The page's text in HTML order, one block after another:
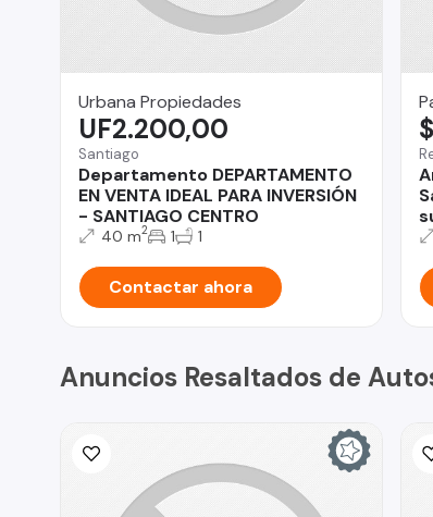
Urbana Propiedades
Santiago
Departamento DEPARTAMENTO
EN VENTA IDEAL PARA INVERSIÓN
- SANTIAGO CENTRO
UF2.200,00
40 m2 1 1
Contactar ahora
Anuncios Resaltados de